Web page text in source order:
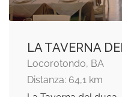
LA TAVERNA
Locorotondo, BA
Distanza: 64,1 km